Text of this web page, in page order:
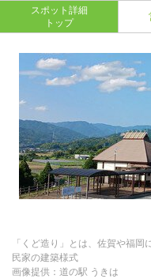
スポット詳細
トップ
「くど造り」とは、佐賀や福
民家の建築様式
画像提供：道の駅 うきは